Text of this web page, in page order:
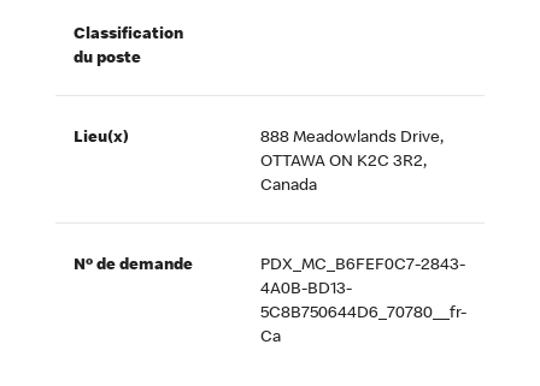
Classification
du poste
Lieu(x)
888 Meadowlands Drive,
OTTAWA ON K2C 3R2,
Canada
Nº de demande
PDX_MC_B6FEF0C7-2843-
4A0B-BD13-
5C8B750644D6_70780__fr-
Ca